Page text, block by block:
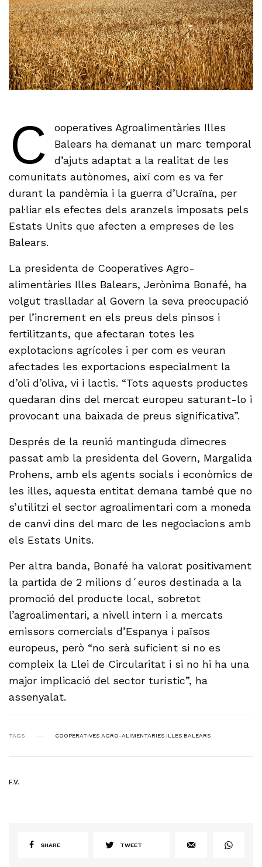
C
ooperatives Agroalimentàries Illes
Balears ha demanat un marc temporal
d’ajuts adaptat a la realitat de les
comunitats autònomes, així com es va fer
durant la pandèmia i la guerra d’Ucraïna, per
pal·liar els efectes dels aranzels imposats pels
Estats Units que afecten a empreses de les
Balears.
La presidenta de Cooperatives Agro-
alimentàries Illes Balears, Jerònima Bonafé, ha
volgut traslladar al Govern la seva preocupació
per l’increment en els preus dels pinsos i
fertilitzants, que afectaran totes les
explotacions agrícoles i per com es veuran
afectades les exportacions especialment la
d’oli d’oliva, vi i lactis. “Tots aquests productes
quedaran dins del mercat europeu saturant-lo i
provocant una baixada de preus significativa”.
Després de la reunió mantinguda dimecres
passat amb la presidenta del Govern, Margalida
Prohens, amb els agents socials i econòmics de
les illes, aquesta entitat demana també que no
s’utilitzi el sector agroalimentari com a moneda
de canvi dins del marc de les negociacions amb
els Estats Units.
Per altra banda, Bonafé ha valorat positivament
la partida de 2 milions dʻeuros destinada a la
promoció del producte local, sobretot
l’agroalimentari, a nivell intern i a mercats
emissors comercials d’Espanya i països
europeus, però “no serà suficient si no es
compleix la Llei de Circularitat i si no hi ha una
major implicació del sector turístic”, ha
assenyalat.
TAGS COOPERATIVES AGRO-ALIMENTARIES ILLES BALEARS
F.V.
SHARE TWEET